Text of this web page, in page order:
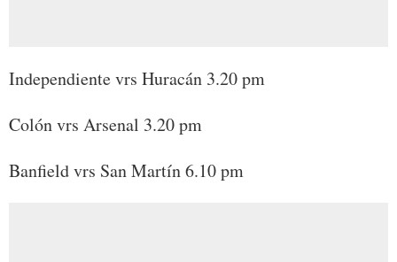
Independiente vrs Huracán 3.20 pm
Colón vrs Arsenal 3.20 pm
Banfield vrs San Martín 6.10 pm